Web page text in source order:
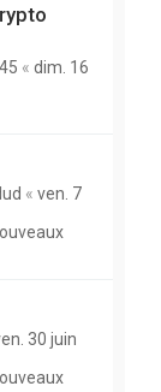
« dim. 16
« ven. 7
30 juin